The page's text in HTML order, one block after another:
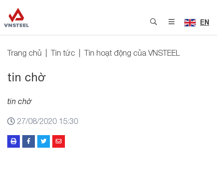
EN
Trang chủ Tin tức Tin hoạt động của VNSTEEL
tin chờ
tin chờ
27/08/2020 15:30